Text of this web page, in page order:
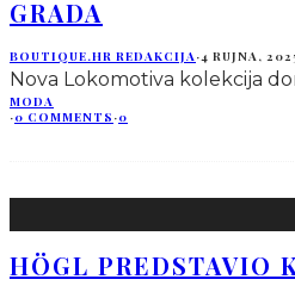
GRADA
BOUTIQUE.HR REDAKCIJA ·4 RUJNA,
Nova Lokomotiva kolekcija
MODA
·0 COMMENTS ·0
HÖGL PREDSTAVIO